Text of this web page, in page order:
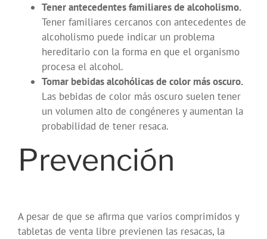
Tener antecedentes familiares de alcoholismo.
Tener familiares cercanos con antecedentes de
alcoholismo puede indicar un problema
hereditario con la forma en que el organismo
procesa el alcohol.
Tomar bebidas alcohólicas de color más oscuro.
Las bebidas de color más oscuro suelen tener
un volumen alto de congéneres y aumentan la
probabilidad de tener resaca.
Prevención
A pesar de que se afirma que varios comprimidos y
tabletas de venta libre previenen las resacas, la